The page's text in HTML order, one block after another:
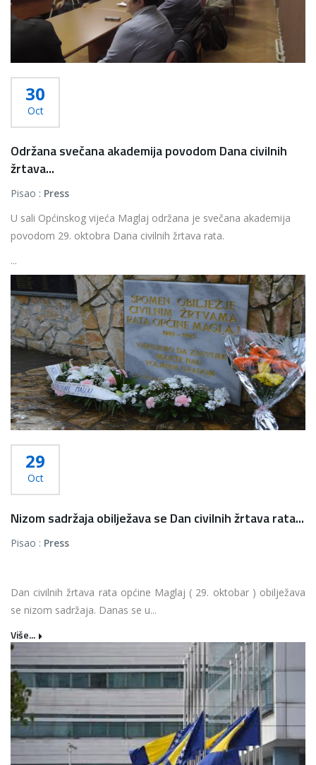
30
Oct
Održana svečana akademija povodom Dana civilnih
žrtava...
Pisao : Press
U sali Općinskog vijeća Maglaj održana je svečana akademija
povodom 29. oktobra Dana civilnih žrtava rata.
...
29
Oct
Nizom sadržaja obilježava se Dan civilnih žrtava rata...
Pisao : Press
Dan civilnih žrtava rata općine Maglaj ( 29. oktobar ) obilježava
se nizom sadržaja. Danas se u...
Više...